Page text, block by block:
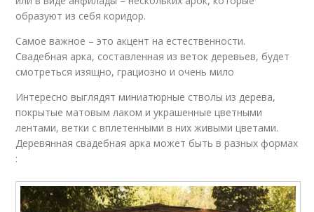
образуют из себя коридор.
Самое важное – это акцент на естественности.
Свадебная арка, составленная из веток деревьев, будет
смотреться изящно, грациозно и очень мило
Интересно выглядят миниатюрные стволы из дерева,
покрытые матовым лаком и украшенные цветными
лентами, ветки с вплетенными в них живыми цветами.
Деревянная свадебная арка может быть в разных формах
: